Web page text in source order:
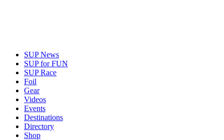
SUP News
SUP for FUN
SUP Race
Foil
Gear
Videos
Events
Destinations
Directory
Shop